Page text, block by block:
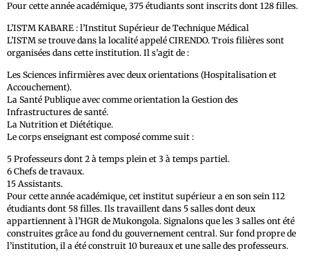
Pour cette année académique, 375 étudiants sont inscrits dont 128 filles.
L’ISTM KABARE : l’Institut Supérieur de Technique Médical
L’ISTM se trouve dans la localité appelé CIRENDO. Trois filières sont
organisées dans cette institution. Il s’agit de :
Les Sciences infirmières avec deux orientations (Hospitalisation et
Accouchement).
La Santé Publique avec comme orientation la Gestion des
Infrastructures de santé.
La Nutrition et Diététique.
Le corps enseignant est composé comme suit :
5 Professeurs dont 2 à temps plein et 3 à temps partiel.
6 Chefs de travaux.
15 Assistants.
Pour cette année académique, cet institut supérieur a en son sein 112
étudiants dont 58 filles. Ils travaillent dans 5 salles dont deux
appartiennent à l’HGR de Mukongola. Signalons que les 3 salles ont été
construites grâce au fond du gouvernement central. Sur fond propre de
l’institution, il a été construit 10 bureaux et une salle des professeurs.